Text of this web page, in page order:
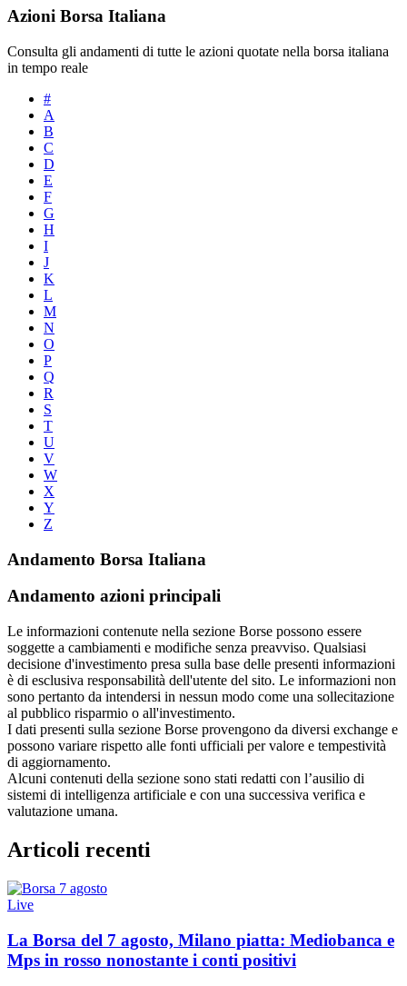
Azioni Borsa Italiana
Consulta gli andamenti di tutte le azioni quotate nella borsa italiana
in tempo reale
#
A
B
C
D
E
F
G
H
I
J
K
L
M
N
O
P
Q
R
S
T
U
V
W
X
Y
Z
Andamento Borsa Italiana
Andamento azioni principali
Le informazioni contenute nella sezione Borse possono essere
soggette a cambiamenti e modifiche senza preavviso. Qualsiasi
decisione d'investimento presa sulla base delle presenti informazioni
è di esclusiva responsabilità dell'utente del sito. Le informazioni non
sono pertanto da intendersi in nessun modo come una sollecitazione
al pubblico risparmio o all'investimento.
I dati presenti sulla sezione Borse provengono da diversi exchange e
possono variare rispetto alle fonti ufficiali per valore e tempestività
di aggiornamento.
Alcuni contenuti della sezione sono stati redatti con l’ausilio di
sistemi di intelligenza artificiale e con una successiva verifica e
valutazione umana.
Articoli recenti
Live
La Borsa del 7 agosto, Milano piatta: Mediobanca e
Mps in rosso nonostante i conti positivi